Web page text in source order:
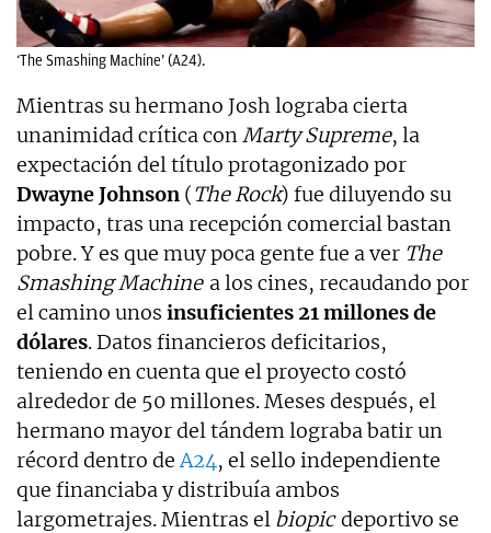
‘The Smashing Machine’ (A24).
Mientras su hermano Josh lograba cierta
unanimidad crítica conMarty Supreme, la
expectación del título protagonizado por
Dwayne Johnson (The Rock) fue diluyendo su
impacto, tras una recepción comercial bastan
pobre. Y es que muy poca gente fue a ver The
Smashing Machine a los cines, recaudando por
el camino unos insuficientes 21 millones de
dólares. Datos financieros deficitarios,
teniendo en cuenta que el proyecto costó
alrededor de 50 millones. Meses después, el
hermano mayor del tándem lograba batir un
récord dentro deA24, el sello independiente
que financiaba y distribuía ambos
largometrajes. Mientras el biopicdeportivo se